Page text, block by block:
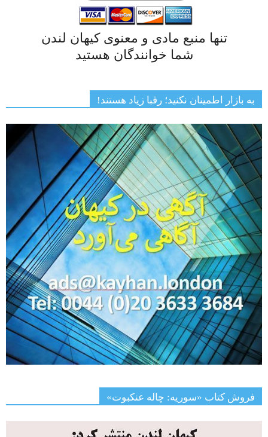
تنها منبع مادی و معنوی کیهان لندن
شما خوانندگان هستید
به بازار اطمینان نکنید؛ رقبا زیاد هستند!
فروش کتاب «سوریه: چاله عنکبوت»